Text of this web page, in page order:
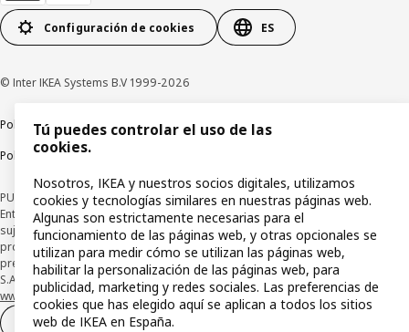
Configuración de cookies ES
© Inter IKEA Systems B.V 1999-2026
Política de privacidadPolítica de cookiesTérminos y condiciones
Política de divulgación responsable
PUBLICIDAD: *Financiación a través de la tarjeta IKEA VISA emitida por la
Entidad de Pago híbrida CaixaBank Payments & Consumer, E.F.C., E.P., S.A.U., y
sujeta a su organización. La entidad ha escogido como sistema de
protección de los fondos recibidos de usuarios de servicios de pago que
presta su depósito en una cuenta bancaria separada abierta en CaixaBank,
S.A. Conoce más acerca de las formas de pago de tu tarjeta aquí:
www.caixabankpc.com/es/productos. ​
Desistimiento del contrato
Tú puedes controlar el uso de las
cookies.
Nosotros, IKEA y nuestros socios digitales, utilizamos
cookies y tecnologías similares en nuestras páginas web.
Algunas son estrictamente necesarias para el
funcionamiento de las páginas web, y otras opcionales se
utilizan para medir cómo se utilizan las páginas web,
habilitar la personalización de las páginas web, para
publicidad, marketing y redes sociales. Las preferencias de
cookies que has elegido aquí se aplican a todos los sitios
web de IKEA en España.